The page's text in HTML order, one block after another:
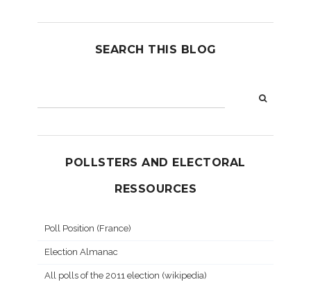
SEARCH THIS BLOG
POLLSTERS AND ELECTORAL
RESSOURCES
Poll Position (France)
Election Almanac
All polls of the 2011 election (wikipedia)